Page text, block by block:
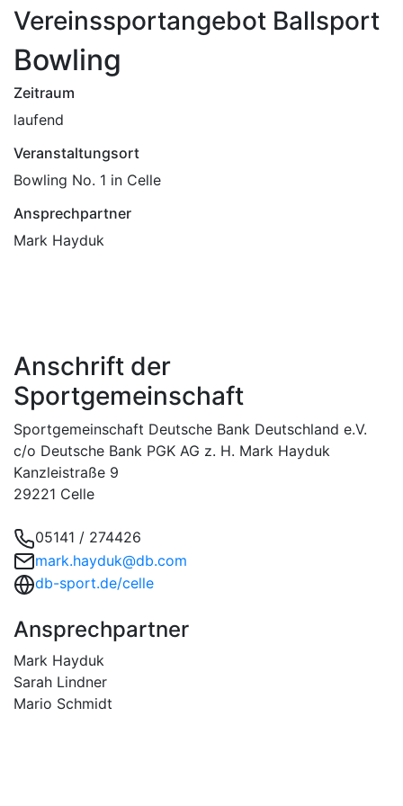
Vereinssportangebot Ballsport
Bowling
Zeitraum
laufend
Veranstaltungsort
Bowling No. 1 in Celle
Ansprechpartner
Mark Hayduk
Anschrift der
Sportgemeinschaft
Sportgemeinschaft Deutsche Bank Deutschland e.V.
c/o Deutsche Bank PGK AG z. H. Mark Hayduk
Kanzleistraße 9
29221 Celle
05141 / 274426
mark.hayduk@db.com
db-sport.de/celle
Ansprechpartner
Mark Hayduk
Sarah Lindner
Mario Schmidt